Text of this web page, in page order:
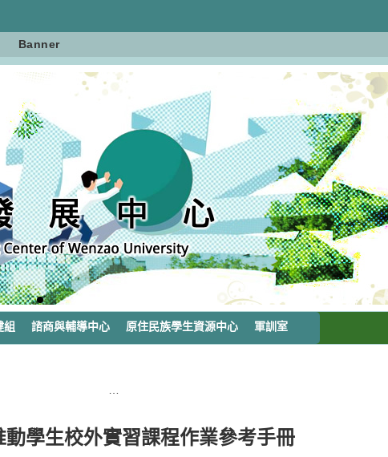
Banner
組 諮商與輔導中心 原住民族學生資源中心 軍訓室
動學生校外實習課程作業參考手冊